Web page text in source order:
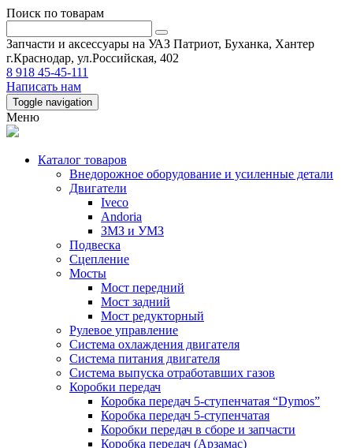
Поиск по товарам
Запчасти и аксессуары на УАЗ Патриот, Буханка, Хантер
г.Краснодар, ул.Российская, 402
8 918 45-45-111
Написать нам
Toggle navigation
Меню
Каталог товаров
Внедорожное оборудование и усиленные детали
Двигатели
Iveco
Andoria
ЗМЗ и УМЗ
Подвеска
Сцепление
Мосты
Мост передний
Мост задний
Мост редукторный
Рулевое управление
Система охлаждения двигателя
Система питания двигателя
Система выпуска отработавших газов
Коробки передач
Коробка передач 5-ступенчатая “Dymos”
Коробка передач 5-ступенчатая
Коробки передач в сборе и запчасти
Коробка передач (Арзамас)